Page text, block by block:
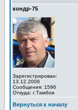
кондр-75
Зарегистрирован:
13.12.2006
Сообщения: 1596
Откуда: г.Тамбов
Вернуться к началу